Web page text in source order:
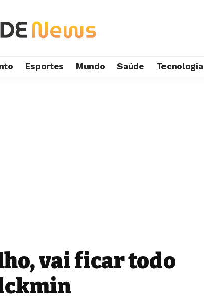
Esportes Mundo Saúde Tecnologia
vai ficar todo